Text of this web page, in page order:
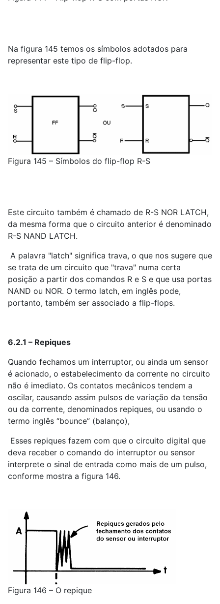
Na figura 145 temos os símbolos adotados para
representar este tipo de flip-flop.
Figura 145 – Símbolos do flip-flop R-S
Este circuito também é chamado de R-S NOR LATCH,
da mesma forma que o circuito anterior é denominado
R-S NAND LATCH.
A palavra "latch" significa trava, o que nos sugere que
se trata de um circuito que "trava" numa certa
posição a partir dos comandos R e S e que usa portas
NAND ou NOR. O termo latch, em inglês pode,
portanto, também ser associado a flip-flops.
6.2.1 – Repiques
Quando fechamos um interruptor, ou ainda um sensor
é acionado, o estabelecimento da corrente no circuito
não é imediato. Os contatos mecânicos tendem a
oscilar, causando assim pulsos de variação da tensão
ou da corrente, denominados repiques, ou usando o
termo inglês “bounce” (balanço),
Esses repiques fazem com que o circuito digital que
deva receber o comando do interruptor ou sensor
interprete o sinal de entrada como mais de um pulso,
conforme mostra a figura 146.
Figura 146 – O repique